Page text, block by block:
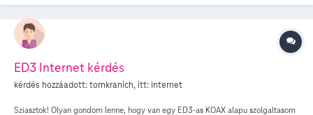
ED3 Internet kérdés
kérdés hozzáadott:tomkranich, itt: Internet
Sziasztok! Olyan gondom lenne, hogy van egy ED3-as KOAX alapu szolgaltasom